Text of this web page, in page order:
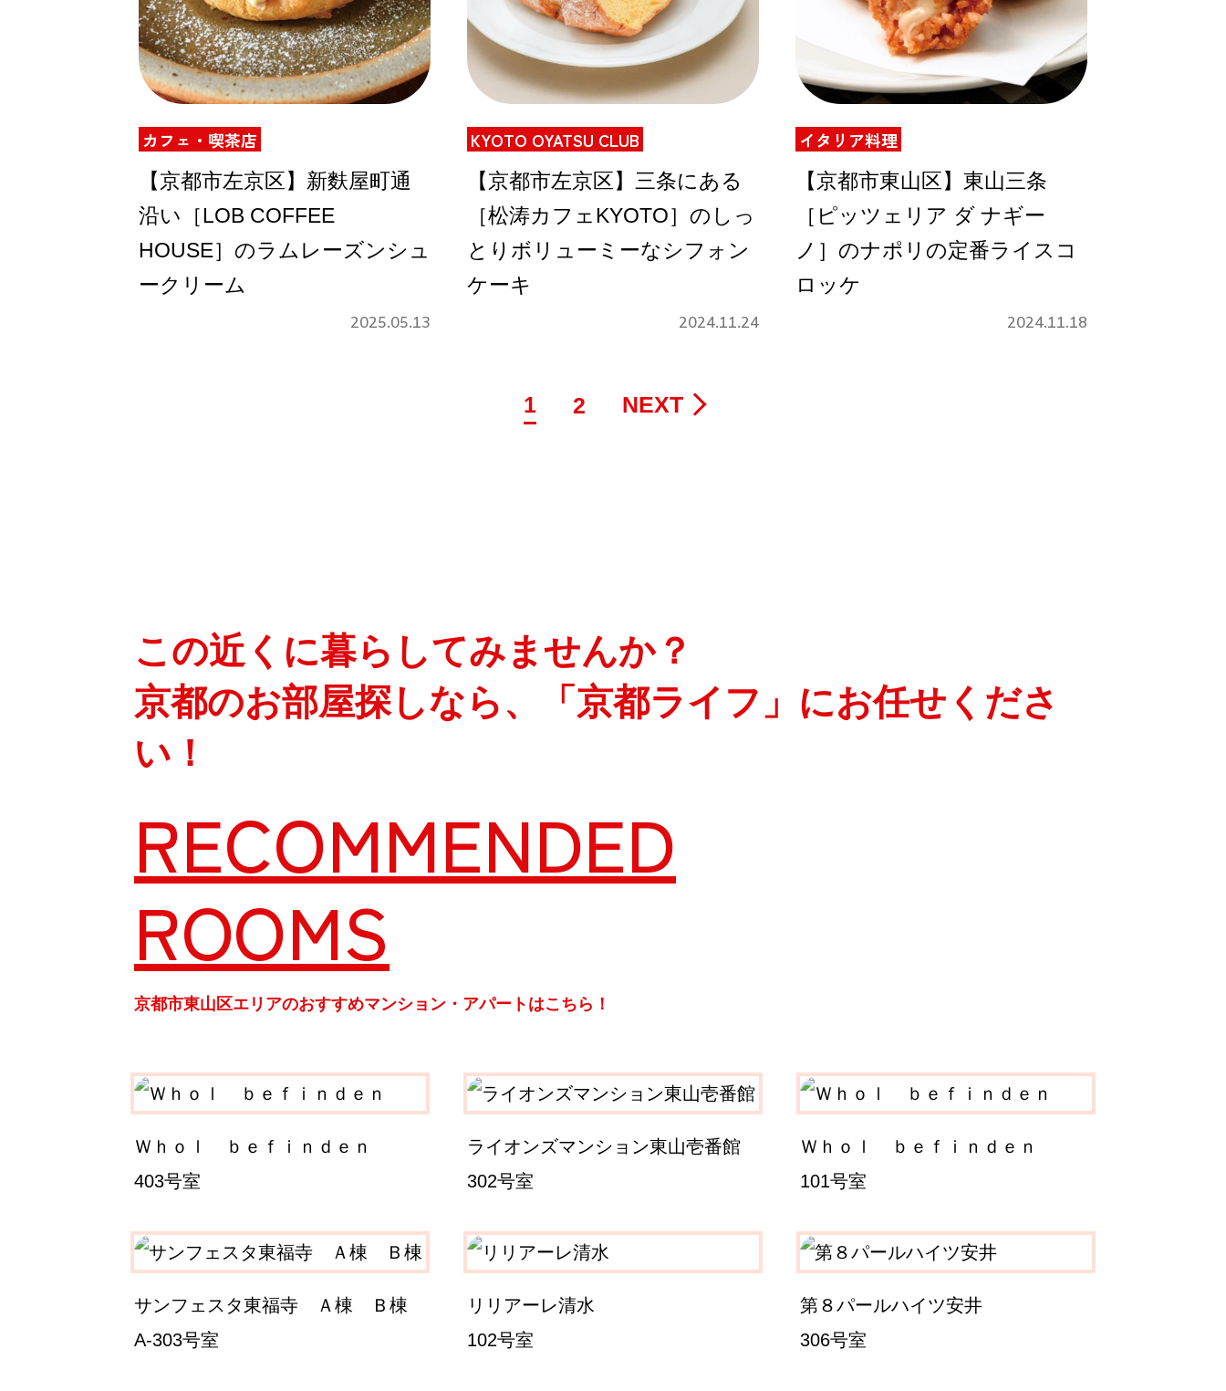
カフェ・喫茶店
【京都市左京区】新麩屋町通
沿い［LOB COFFEE
HOUSE］のラムレーズンシュ
ークリーム
2025.05.13
KYOTO OYATSU CLUB
【京都市左京区】三条にある
［松涛カフェKYOTO］のしっ
とりボリューミーなシフォン
ケーキ
2024.11.24
イタリア料理
【京都市東山区】東山三条
［ピッツェリア ダ ナギー
ノ］のナポリの定番ライスコ
ロッケ
2024.11.18
1 2 NEXT
この近くに暮らしてみませんか？
京都のお部屋探しなら、「京都ライフ」にお任せくださ
い！
RECOMMENDED
ROOMS
京都市東山区エリアのおすすめマンション・アパートはこちら！
Ｗｈｏｌ ｂｅｆｉｎｄｅｎ
403号室
ライオンズマンション東山壱番館
302号室
Ｗｈｏｌ ｂｅｆｉｎｄｅｎ
101号室
サンフェスタ東福寺 Ａ棟 Ｂ棟
A-303号室
リリアーレ清水
102号室
第８パールハイツ安井
306号室